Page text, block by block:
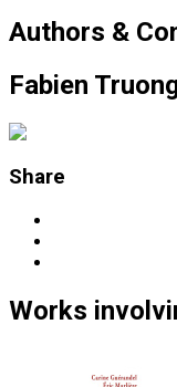
Authors &
Fabien
Share
Works